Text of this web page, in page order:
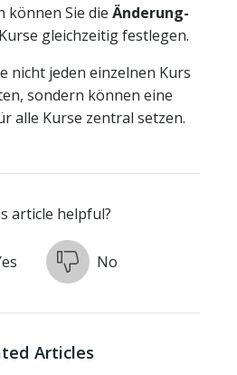
können Sie die Änderung-
gleichzeitig festlegen.
nicht jeden einzelnen Kurs
sondern können eine
alle Kurse zentral setzen.
article helpful?
No
Articles